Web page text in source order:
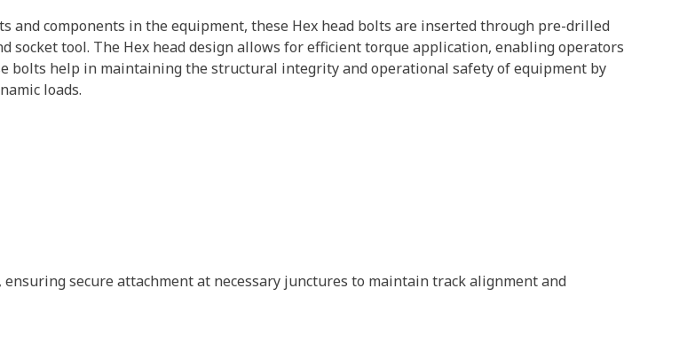
and components in the equipment, these Hex head bolts are inserted through pre-drilled
socket tool. The Hex head design allows for efficient torque application, enabling operators
bolts help in maintaining the structural integrity and operational safety of equipment by
loads.
secure attachment at necessary junctures to maintain track alignment and